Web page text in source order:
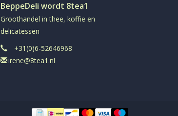
BeppeDeli wordt 8tea1
Groothandel in thee, koffie en
delicatessen
+31(0)6-52646968
irene@8tea1.nl